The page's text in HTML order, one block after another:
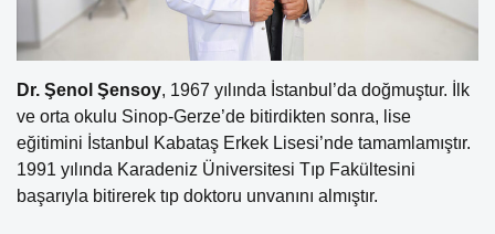
Dr. Şenol Şensoy, 1967 yılında İstanbul’da doğmuştur. İlk
ve orta okulu Sinop-Gerze’de bitirdikten sonra, lise
eğitimini İstanbul Kabataş Erkek Lisesi’nde tamamlamıştır.
1991 yılında Karadeniz Üniversitesi Tıp Fakültesini
başarıyla bitirerek tıp doktoru unvanını almıştır.